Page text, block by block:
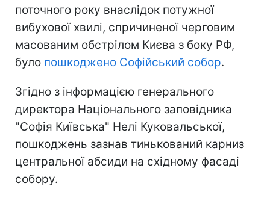
поточного року внаслідок потужної
вибухової хвилі, спричиненої черговим
масованим обстрілом Києва з боку РФ,
було пошкоджено Софійський собор.
Згідно з інформацією генерального
директора Національного заповідника
"Софія Київська" Нелі Куковальської,
пошкоджень зазнав тинькований карниз
центральної абсиди на східному фасаді
собору.